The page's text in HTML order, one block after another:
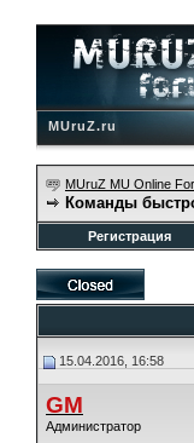
MUruZ.ru
MUruZ MU Online
Команды
Регистрация
15.04.2016, 16:58
GM
Администратор